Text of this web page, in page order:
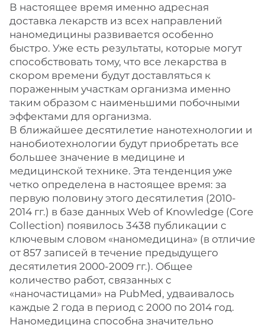
В настоящее время именно адресная
доставка лекарств из всех направлений
наномедицины развивается особенно
быстро. Уже есть результаты, которые могут
способствовать тому, что все лекарства в
скором времени будут доставляться к
пораженным участкам организма именно
таким образом с наименьшими побочными
эффектами для организма.
В ближайшее десятилетие нанотехнологии и
нанобиотехнологии будут приобретать все
большее значение в медицине и
медицинской технике. Эта тенденция уже
четко определена в настоящее время: за
первую половину этого десятилетия (2010-
2014 гг.) в базе данных Web of Knowledge (Core
Collection) появилось 3438 публикации с
ключевым словом «наномедицина» (в отличие
от 857 записей в течение предыдущего
десятилетия 2000-2009 гг.). Общее
количество работ, связанных с
«наночастицами» на PubMed, удваивалось
каждые 2 года в период с 2000 по 2014 год.
Наномедицина способна значительно